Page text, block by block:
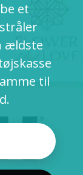
et
ældste
til